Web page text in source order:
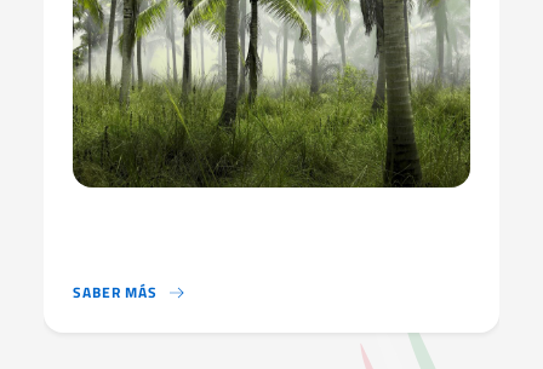
SABER MÁS IL PROGRAMMA DI SVILUPPO RURALE CON